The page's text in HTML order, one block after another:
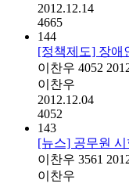
2012.12.14
4665
144
[정책제도] 장애
이찬우 4052
이찬우
2012.12.04
4052
143
[뉴스] 공무원
이찬우 3561
이찬우